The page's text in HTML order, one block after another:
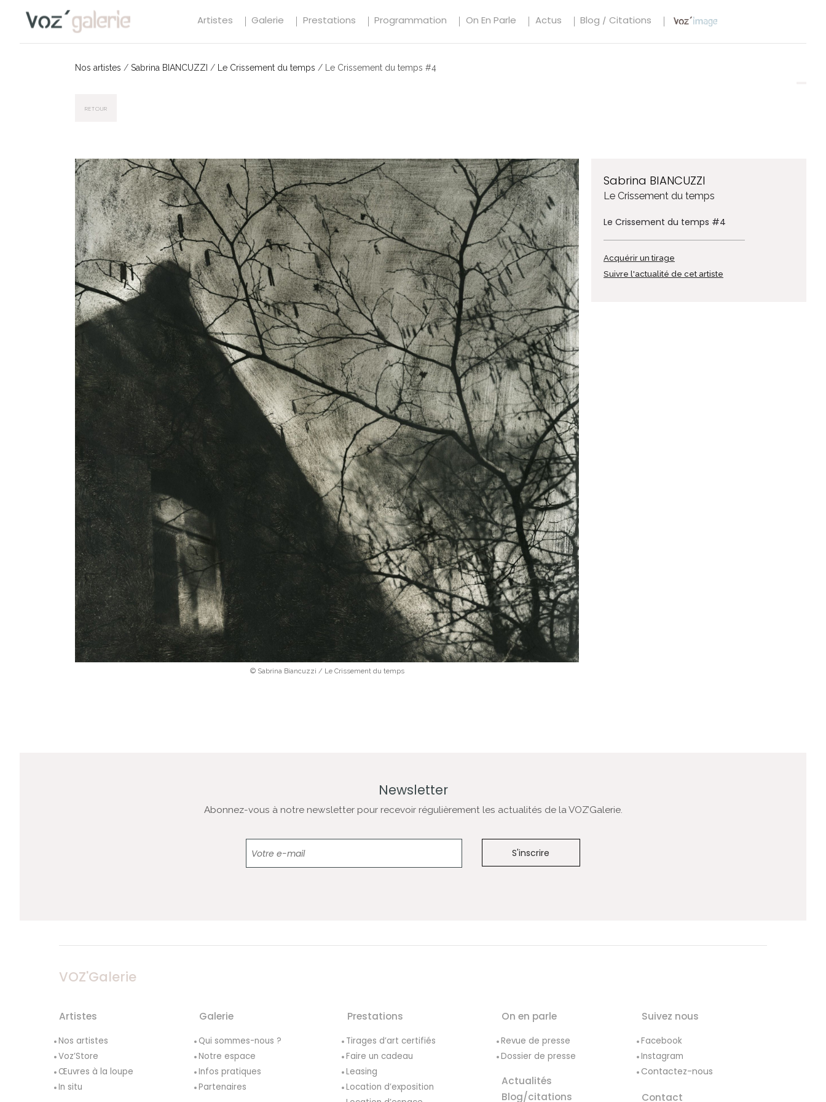
Artistes Galerie Prestations Programmation On En Parle Actus Blog / Citations
Nos artistes / Sabrina BIANCUZZI / Le Crissement du temps / Le Crissement du temps #4
RETOUR
© Sabrina Biancuzzi / Le Crissement du temps
Sabrina BIANCUZZI
Le Crissement du temps
Le Crissement du temps #4
Acquérir un tirage
Suivre l'actualité de cet artiste
Newsletter
Abonnez-vous à notre newsletter pour recevoir régulièrement les actualités de la VOZ’Galerie.
VOZ'Galerie
Artistes
Nos artistes
Voz’Store
Œuvres à la loupe
In situ
Galerie
Qui sommes-nous ?
Notre espace
Infos pratiques
Partenaires
Prestations
Tirages d’art certifiés
Faire un cadeau
Leasing
Location d’exposition
On en parle
Revue de presse
Dossier de presse
Actualités
Blog/citations
Suivez nous
Facebook
Instagram
Contactez-nous
Contact